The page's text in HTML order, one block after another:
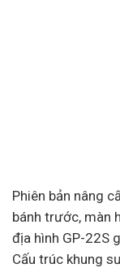
Phiên bản nâng
bánh trước, màn
địa hình GP-22S
Cấu trúc khung